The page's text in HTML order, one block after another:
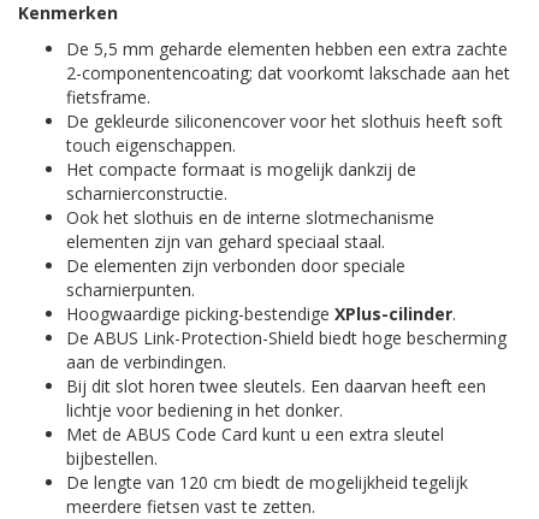
Kenmerken
De 5,5 mm geharde elementen hebben een extra zachte
2-componentencoating; dat voorkomt lakschade aan het
fietsframe.
De gekleurde siliconencover voor het slothuis heeft soft
touch eigenschappen.
Het compacte formaat is mogelijk dankzij de
scharnierconstructie.
Ook het slothuis en de interne slotmechanisme
elementen zijn van gehard speciaal staal.
De elementen zijn verbonden door speciale
scharnierpunten.
Hoogwaardige picking-bestendige XPlus-cilinder.
De ABUS Link-Protection-Shield biedt hoge bescherming
aan de verbindingen.
Bij dit slot horen twee sleutels. Een daarvan heeft een
lichtje voor bediening in het donker.
Met de ABUS Code Card kunt u een extra sleutel
bijbestellen.
De lengte van 120 cm biedt de mogelijkheid tegelijk
meerdere fietsen vast te zetten.